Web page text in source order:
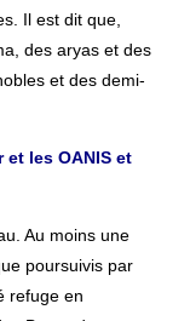
Il est dit que,
des aryas et des
et des demi-
les OANIS et
Au moins une
poursuivis par
refuge en